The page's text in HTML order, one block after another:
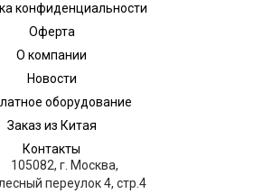
конфиденциальности
Оферта
О компании
Новости
оборудование
Заказ из Китая
Контакты
105082, г. Москва,
переулок 4, стр.4